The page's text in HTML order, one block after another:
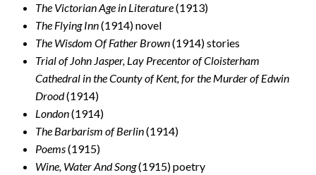
The Victorian Age in Literature(1913)
The Flying Inn(1914) novel
The Wisdom Of Father Brown(1914) stories
Trial of John Jasper, Lay Precentor of Cloisterham
Cathedral in the County of Kent, for the Murder of Edwin
Drood(1914)
London(1914)
The Barbarism of Berlin(1914)
Poems(1915)
Wine, Water And Song(1915) poetry